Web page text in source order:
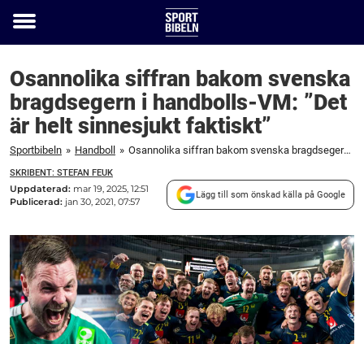
Toggle
Osannolika siffran bakom svenska
bragdsegern i handbolls-VM: ”Det
är helt sinnesjukt faktiskt”
Sportbibeln » Handboll » Osannolika siffran bakom svenska bragdsegern i handbolls-VM: "Det är helt sinnesjukt faktiskt"
SKRIBENT: STEFAN FEUK
Uppdaterad: mar 19, 2025, 12:51
Publicerad: jan 30, 2021, 07:57
Lägg till som önskad källa på Google